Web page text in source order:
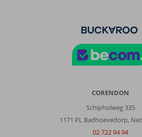
CORENDON
Schipholweg 335
1171 PL Badhoevedorp,
02 722 94 94